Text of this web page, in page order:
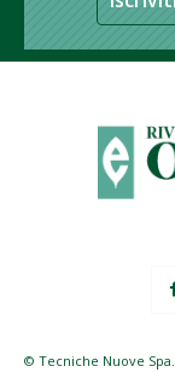
© Tecniche Nuove